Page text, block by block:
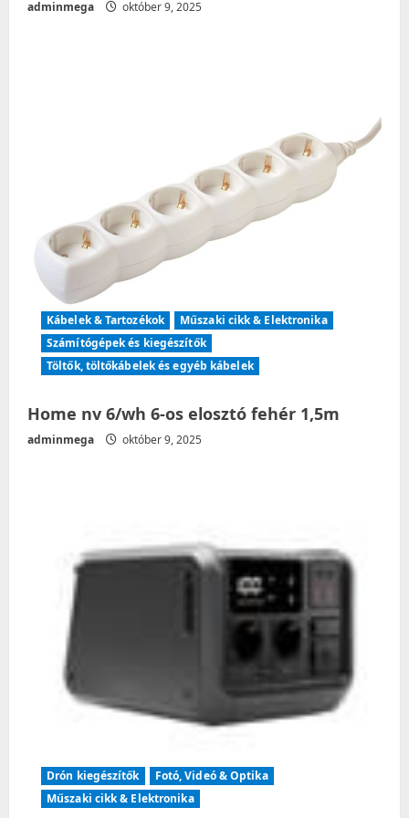
adminmega október 9, 2025
Kábelek & Tartozékok
Műszaki cikk & Elektronika
Számítógépek és kiegészítők
Töltők, töltőkábelek és egyéb kábelek
Home nv 6/wh 6-os elosztó fehér 1,5m
adminmega október 9, 2025
Drón kiegészítők
Fotó, Videó & Optika
Műszaki cikk & Elektronika